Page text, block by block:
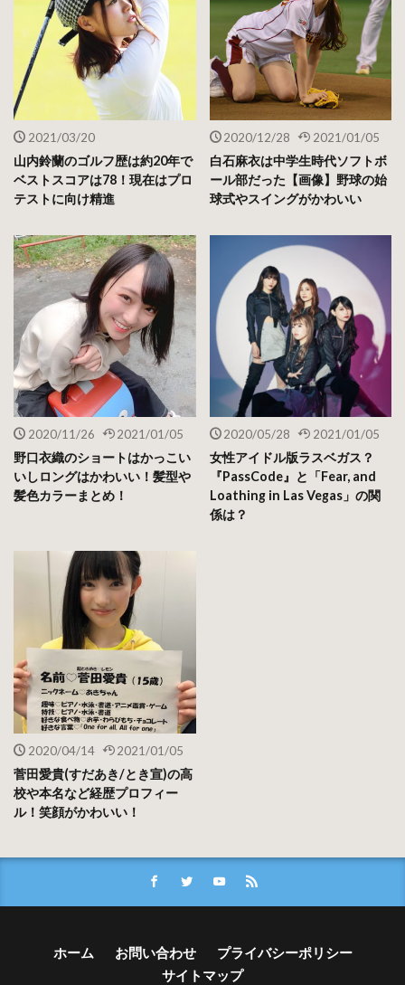
2021/03/20
山内鈴蘭のゴルフ歴は約20年で
ベストスコアは78！現在はプロ
テストに向け精進
2020/12/28 2021/01/05
白石麻衣は中学生時代ソフトボ
ール部だった【画像】野球の始
球式やスイングがかわいい
2020/11/26 2021/01/05
野口衣織のショートはかっこい
いしロングはかわいい！髪型や
髪色カラーまとめ！
2020/05/28 2021/01/05
女性アイドル版ラスベガス？
『PassCode』と「Fear, and
Loathing in Las Vegas」の関
係は？
2020/04/14 2021/01/05
菅田愛貴(すだあき/とき宣)の高
校や本名など経歴プロフィー
ル！笑顔がかわいい！
ホーム お問い合わせ
プライバシーポリシー
サイトマップ